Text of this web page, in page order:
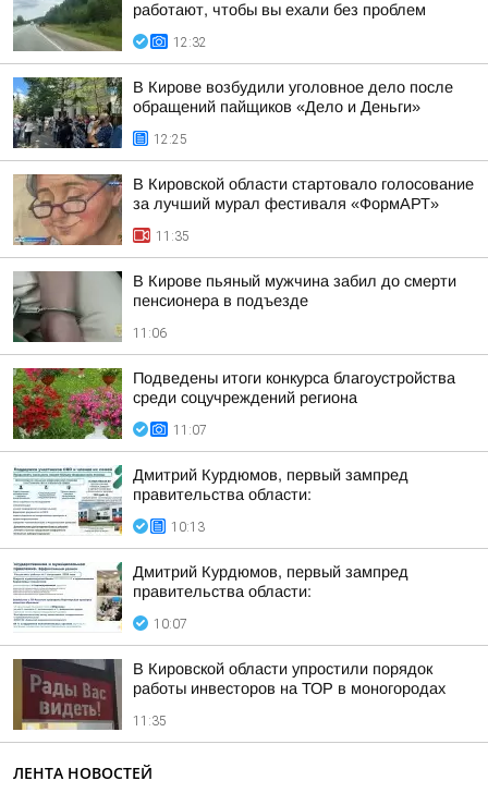
работают, чтобы вы ехали без проблем
12:32
В Кирове возбудили уголовное дело после
обращений пайщиков «Дело и Деньги»
12:25
В Кировской области стартовало голосование
за лучший мурал фестиваля «ФормАРТ»
11:35
В Кирове пьяный мужчина забил до смерти
пенсионера в подъезде
11:06
Подведены итоги конкурса благоустройства
среди соцучреждений региона
11:07
Дмитрий Курдюмов, первый зампред
правительства области:
10:13
Дмитрий Курдюмов, первый зампред
правительства области:
10:07
В Кировской области упростили порядок
работы инвесторов на ТОР в моногородах
11:35
ЛЕНТА НОВОСТЕЙ